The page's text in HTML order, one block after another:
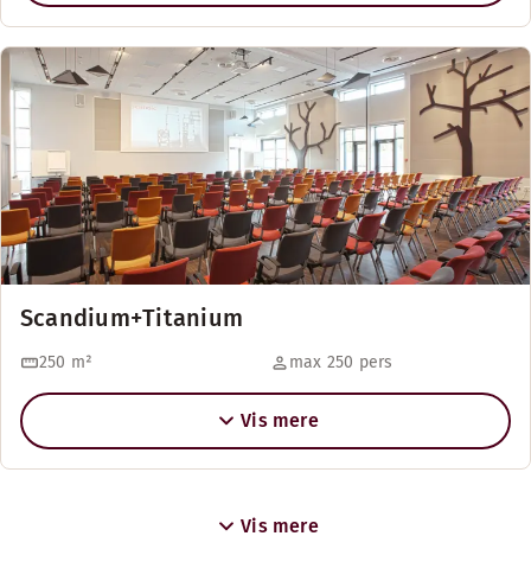
Scandium+Titanium
250 m² max 250 pers
Vis mere
Vis mere